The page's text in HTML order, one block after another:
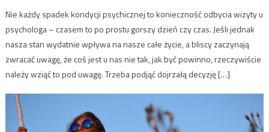
Nie każdy spadek kondycji psychicznej to konieczność odbycia wizyty u
psychologa – czasem to po prostu gorszy dzień czy czas. Jeśli jednak
nasza stan wydatnie wpływa na nasze całe życie, a bliscy zaczynają
zwracać uwagę, że coś jest u nas nie tak, jak być powinno, rzeczywiście
należy wziąć to pod uwagę. Trzeba podjąć dojrzałą decyzję […]